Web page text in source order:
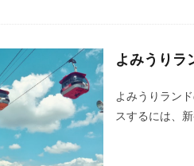
よみうりラ
よみうりラン
スするには、